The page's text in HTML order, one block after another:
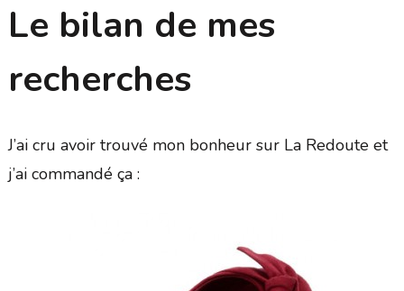
Le bilan de mes
recherches
J’ai cru avoir trouvé mon bonheur sur La Redoute et
j’ai commandé ça :